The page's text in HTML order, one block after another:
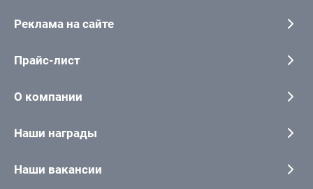
Реклама на сайте
Прайс-лист
О компании
Наши награды
Наши вакансии